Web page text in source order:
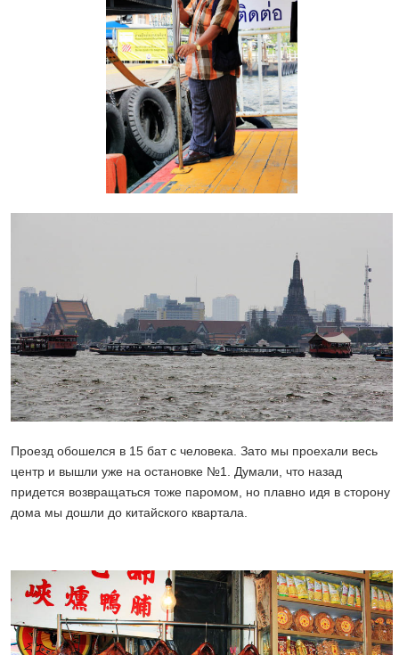
Проезд обошелся в 15 бат с человека. Зато мы проехали весь
центр и вышли уже на остановке №1. Думали, что назад
придется возвращаться тоже паромом, но плавно идя в сторону
дома мы дошли до китайского квартала.